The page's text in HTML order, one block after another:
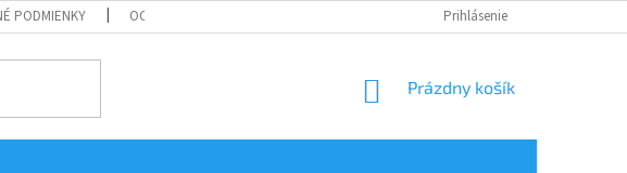
PODMIENKY OCHRANA OSOBNÝCH ÚDAJOV Prihlásenie
NÁKUPNÝ
Prázdny košík